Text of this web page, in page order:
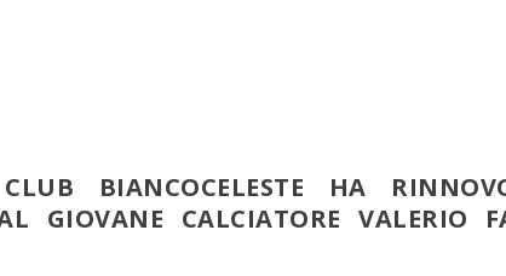
BIANCOCELESTE HA
GIOVANE CALCIATORE VALERIO